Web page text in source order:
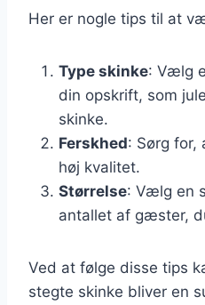
Her er nogle tips til at
Type skinke: Vælg
din opskrift, som
skinke.
Ferskhed: Sørg for,
høj kvalitet.
Størrelse: Vælg en
antallet af gæster,
Ved at følge disse tips
stegte skinke bliver en